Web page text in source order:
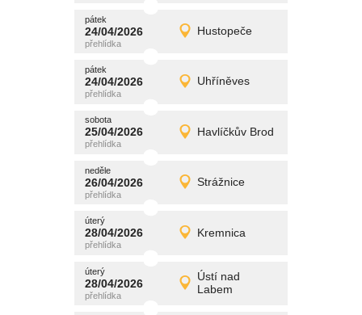
pátek
24/04/2026 Hustopeče
pátek
24/04/2026 Detail
promítání
pátek
24/04/2026 Uhříněves
pátek
24/04/2026 Detail
promítání
sobota
25/04/2026 Havlíčkův Brod
sobota
25/04/2026 Detail
promítání
neděle
26/04/2026 Strážnice
neděle
26/04/2026 Detail
promítání
úterý
28/04/2026 Kremnica
úterý
28/04/2026 Detail
promítání
úterý
28/04/2026
Ústí nad
Labem
úterý
28/04/2026 Detail
promítání